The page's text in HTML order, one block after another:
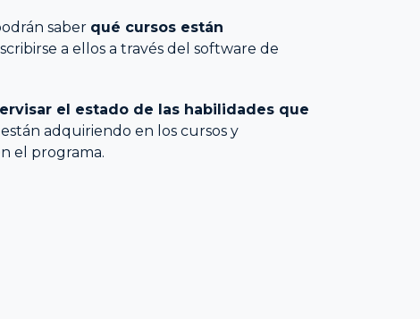
saber qué cursos están
a ellos a través del software de
el estado de las habilidades que
están adquiriendo en los cursos y
el programa.